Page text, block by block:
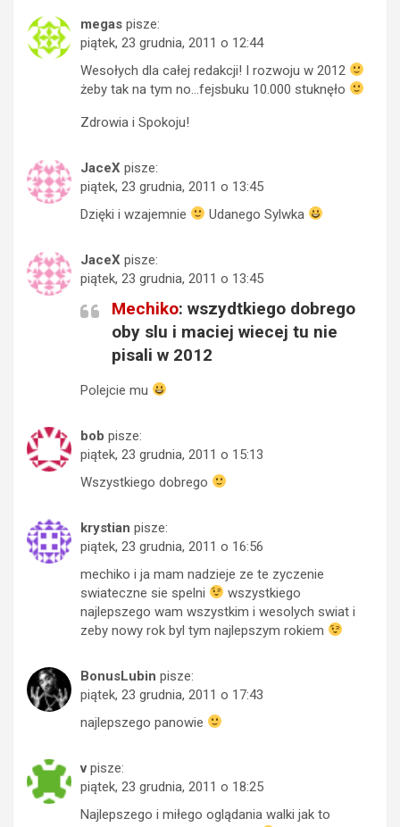
megas pisze:
piątek, 23 grudnia, 2011 o 12:44
Wesołych dla całej redakcji! I rozwoju w 2012
żeby tak na tym no…fejsbuku 10.000 stuknęło
Zdrowia i Spokoju!
JaceX pisze:
piątek, 23 grudnia, 2011 o 13:45
Dzięki i wzajemnie
Udanego Sylwka
JaceX pisze:
piątek, 23 grudnia, 2011 o 13:45
Mechiko: wszydtkiego dobrego
oby slu i maciej wiecej tu nie
pisali w 2012
Polejcie mu
bob pisze:
piątek, 23 grudnia, 2011 o 15:13
Wszystkiego dobrego
krystian pisze:
piątek, 23 grudnia, 2011 o 16:56
mechiko i ja mam nadzieje ze te zyczenie
swiateczne sie spelni
wszystkiego
najlepszego wam wszystkim i wesolych swiat i
zeby nowy rok byl tym najlepszym rokiem
BonusLubin pisze:
piątek, 23 grudnia, 2011 o 17:43
najlepszego panowie
v pisze:
piątek, 23 grudnia, 2011 o 18:25
Najlepszego i miłego oglądania walki jak to